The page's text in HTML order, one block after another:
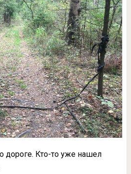
дороге. Кто-то уже нашел